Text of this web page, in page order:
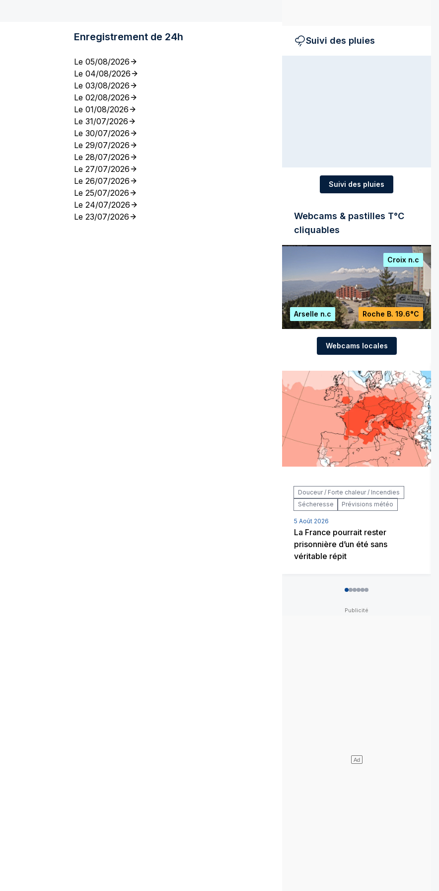
Enregistrement de 24h
Le 05/08/2026
Le 04/08/2026
Le 03/08/2026
Le 02/08/2026
Le 01/08/2026
Le 31/07/2026
Le 30/07/2026
Le 29/07/2026
Le 28/07/2026
Le 27/07/2026
Le 26/07/2026
Le 25/07/2026
Le 24/07/2026
Le 23/07/2026
Suivi des pluies
Suivi des pluies
Webcams & pastilles T°C
cliquables
Croix n.c
Arselle n.c Roche B. 19.6°C
Webcams locales
Douceur / Forte chaleur / Incendies
Sécheresse
Prévisions météo
5 Août 2026
La France pourrait rester
prisonnière d’un été sans
véritable répit
012345